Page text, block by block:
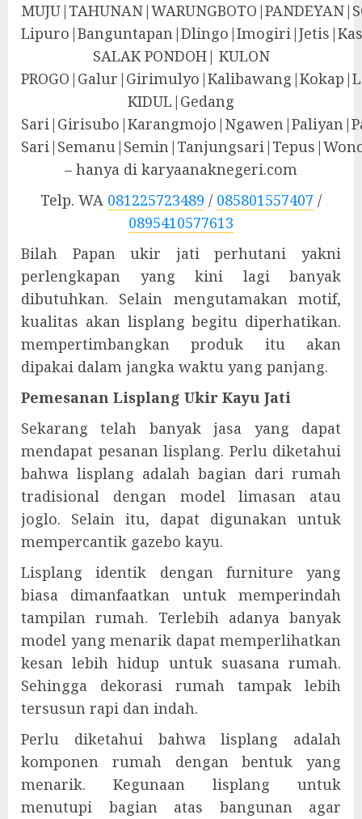
SALAK PONDOH| KULON
KIDUL|Gedang
– hanya di karyaanaknegeri.com
Telp. WA 081225723489 / 085801557407 /
0895410577613
Bilah Papan ukir jati perhutani yakni
perlengkapan yang kini lagi banyak
dibutuhkan. Selain mengutamakan motif,
kualitas akan lisplang begitu diperhatikan.
mempertimbangkan produk itu akan
dipakai dalam jangka waktu yang panjang.
Pemesanan Lisplang Ukir Kayu Jati
Sekarang telah banyak jasa yang dapat
mendapat pesanan lisplang. Perlu diketahui
bahwa lisplang adalah bagian dari rumah
tradisional dengan model limasan atau
joglo. Selain itu, dapat digunakan untuk
mempercantik gazebo kayu.
Lisplang identik dengan furniture yang
biasa dimanfaatkan untuk memperindah
tampilan rumah. Terlebih adanya banyak
model yang menarik dapat memperlihatkan
kesan lebih hidup untuk suasana rumah.
Sehingga dekorasi rumah tampak lebih
tersusun rapi dan indah.
Perlu diketahui bahwa lisplang adalah
komponen rumah dengan bentuk yang
menarik. Kegunaan lisplang untuk
menutupi bagian atas bangunan agar